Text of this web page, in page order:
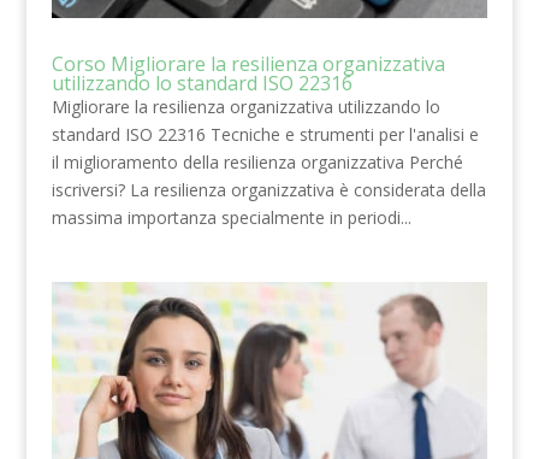
Corso Migliorare la resilienza organizzativa
utilizzando lo standard ISO 22316
Migliorare la resilienza organizzativa utilizzando lo
standard ISO 22316 Tecniche e strumenti per l'analisi e
il miglioramento della resilienza organizzativa Perché
iscriversi? La resilienza organizzativa è considerata della
massima importanza specialmente in periodi...